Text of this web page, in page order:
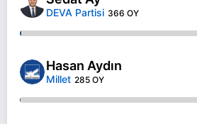
DEVA Partisi 366 OY
Hasan Aydın
Millet 285 OY